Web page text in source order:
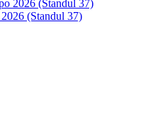
(Standul 37)